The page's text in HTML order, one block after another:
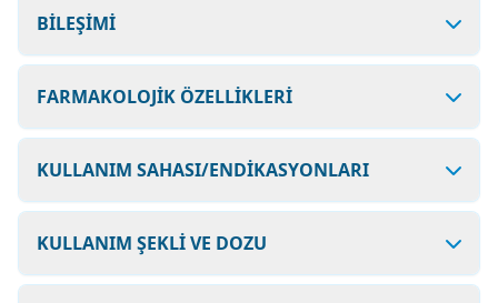
BİLEŞİMİ
FARMAKOLOJİK ÖZELLİKLERİ
KULLANIM SAHASI/ENDİKASYONLARI
KULLANIM ŞEKLİ VE DOZU